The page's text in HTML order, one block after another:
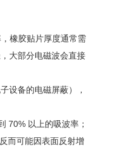
橡胶贴片厚度通常需
大部分电磁波会直接
设备的电磁屏蔽），
70% 以上的吸波率；
而可能因表面反射增